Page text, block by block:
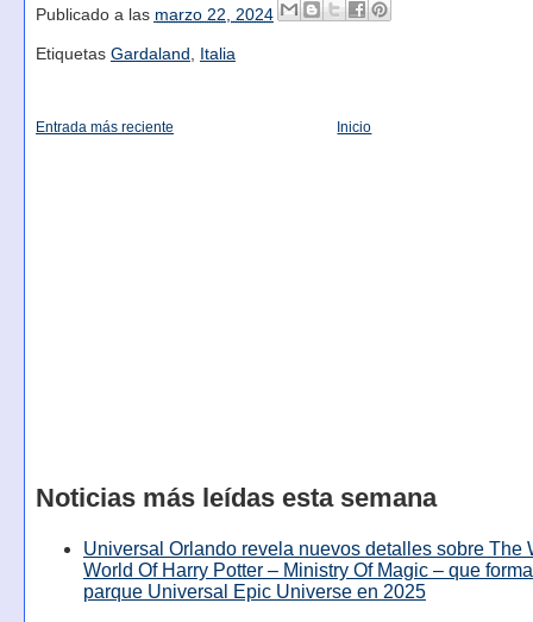
Publicado a las marzo 22, 2024
Etiquetas Gardaland , Italia
Entrada más reciente Inicio
Noticias más leídas esta semana
Universal Orlando revela nuevos detalles sobre The
World Of Harry Potter – Ministry Of Magic – que
parque Universal Epic Universe en 2025